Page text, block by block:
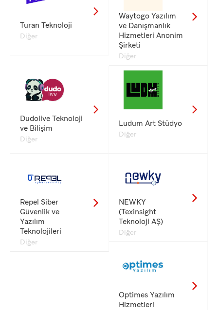
Turan Teknoloji
Diğer
Waytogo Yazılım
ve Danışmanlık
Hizmetleri Anonim
Şirketi
Diğer
Dudolive Teknoloji
ve Bilişim
Diğer
Ludum Art Stüdyo
Diğer
Repel Siber
Güvenlik ve
Yazılım
Teknolojileri
Diğer
NEWKY
(Texinsight
Teknoloji AŞ)
Diğer
Optimes Yazılım
Hizmetleri